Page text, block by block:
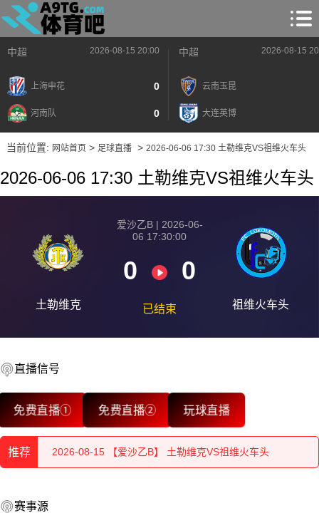
中超 2026-08-15 20:00
上海申花 0
河南队 0
中超 2026-08-15
云南玉昆
大连英博
当前位置: 网站首页> 足球直播> 2026-06-06 17:30 土勒维克VS祖维火车头
2026-06-06 17:30 土勒维克VS祖维火车头
土勒维克
爱沙乙B | 2026-06-
06 17:30:00
0 0
已结束 祖维火车头
直播信号
免费直播① 免费直播② 玩球直播
推荐
2026-08-15 【爱沙乙B】 土勒维克VS祖维火车头
2026-08-15 【爱沙乙B】 土勒维克VS祖维火车头
2026-08-15 【爱沙乙B】 土勒维克VS祖维火车头
赛事源